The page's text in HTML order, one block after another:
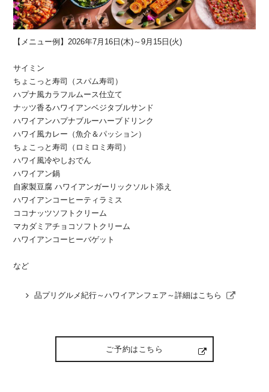
【メニュー例】2026年7月16日(木)～9月15日(火)
サイミン
ちょこっと寿司（スパム寿司）
ハプナ風カラフルムース仕立て
ナッツ香るハワイアンベジタブルサンド
ハワイアンハプナブルーハーブドリンク
ハワイ風カレー（魚介＆パッション）
ちょこっと寿司（ロミロミ寿司）
ハワイ風冷やしおでん
ハワイアン鍋
自家製豆腐 ハワイアンガーリックソルト添え
ハワイアンコーヒーティラミス
ココナッツソフトクリーム
マカダミアチョコソフトクリーム
ハワイアンコーヒーバゲット
など
品プリグルメ紀行～ハワイアンフェア～詳細はこちら
ご予約はこちら